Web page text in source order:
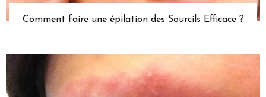
Comment faire une épilation des Sourcils Efficace ?